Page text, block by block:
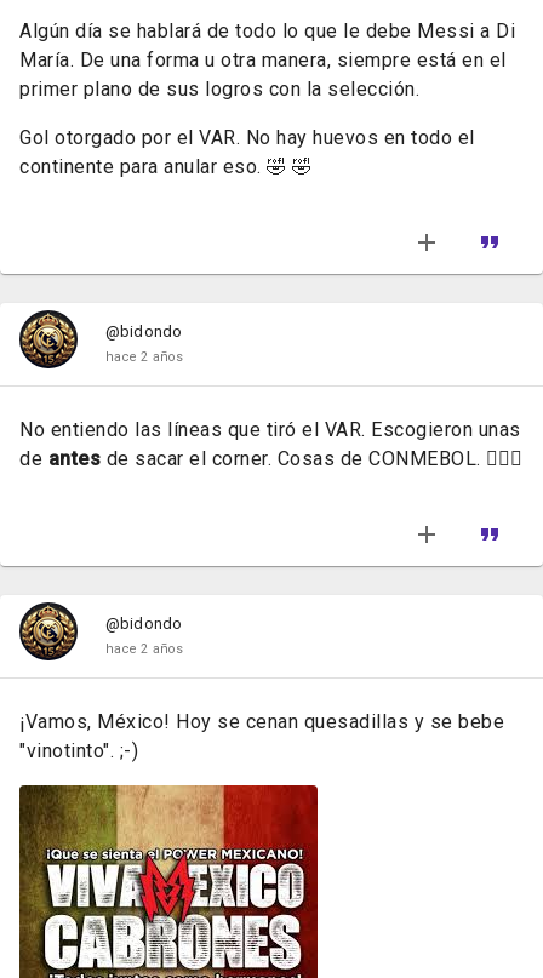
Algún día se hablará de todo lo que le debe Messi a Di
María. De una forma u otra manera, siempre está en el
primer plano de sus logros con la selección.
Gol otorgado por el VAR. No hay huevos en todo el
continente para anular eso. 🤣 🤣
@bidondo
hace 2 años
No entiendo las líneas que tiró el VAR. Escogieron unas
de antes de sacar el corner. Cosas de CONMEBOL. 🤷🏻‍♂️
@bidondo
hace 2 años
¡Vamos, México! Hoy se cenan quesadillas y se bebe
"vinotinto". ;-)